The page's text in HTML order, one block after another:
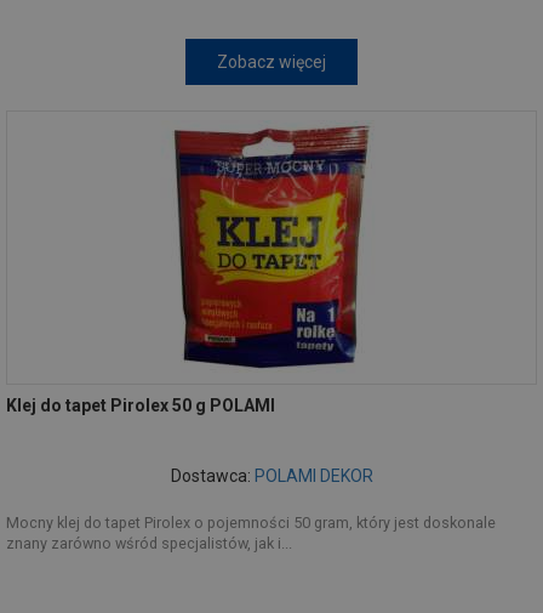
Zobacz więcej
Klej do tapet Pirolex 50 g POLAMI
Dostawca: POLAMI DEKOR
Mocny klej do tapet Pirolex o pojemności 50 gram, który jest doskonale
znany zarówno wśród specjalistów, jak i...